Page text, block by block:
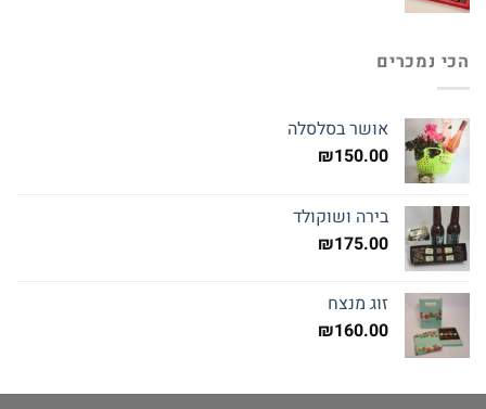
הכי נמכרים
אושר בסלסלה
₪150.00
בירה ושוקולד
₪175.00
זוג מנצח
₪160.00